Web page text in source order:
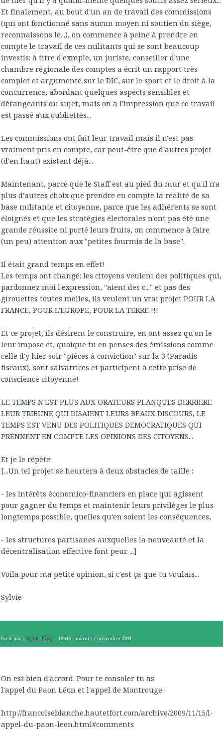
Et finalement, au bout d'un an de travail des commissions
(qui ont fonctionné sans aucun moyen ni soutien du siège,
reconnaissons le...), on commence à peine à prendre en
compte le travail de ces militants qui se sont beaucoup
investis: à titre d'exmple, un juriste, conseiller d'une
chambre régionale des comptes a écrit un rapport très
complet et argumenté sur le DIC, sur le sport et le droit à la
concurrence, abordant quelques aspects sensibles et
dérangeants du sujet, mais on a l'impression que ce travail
est passé aux oubliettes...
Les commissions ont fait leur travail mais il n'est pas
vraiment pris en compte, car peut-être que d'autres projet
(d'en haut) existent déjà...
Maintenant, parce que le Staff est au pied du mur et qu'il n'a
plus d'autres choix que prendre en compte la réalité de sa
base militante et citoyenne, parce que les adhérents se sont
éloignés et que les stratégies électorales n'ont pas été une
grande réussite ni porté leurs fruits, on commence à faire
(un peu) attention aux "petites fourmis de la base".
Il était grand temps en effet!
Les temps ont changé: les citoyens veulent des politiques qui,
pardonnez moi l'expression, "aient des c..." et pas des
girouettes toutes molles, ils veulent un vrai projet POUR LA
FRANCE, POUR L'EUROPE, POUR LA TERRE !!!
Et ce projet, ils désirent le construire, en ont assez qu'on le
leur impose et, quoique tu en penses des émissions comme
celle d'y hier soir "pièces à conviction" sur la 3 (Paradis
fiscaux), sont salvatrices et participent à cette prise de
conscience citoyenne!
LE TEMPS N'EST PLUS AUX ORATEURS PLANQUES DERRIERE
LEUR TRIBUNE QUI DISAIENT LEURS BEAUX DISCOURS, LE
TEMPS EST VENU DES POLITIQUES DEMOCRATIQUES QUI
PRENNENT EN COMPTE LES OPINIONS DES CITOYENS...
Et je le répète:
[...Un tel projet se heurtera à deux obstacles de taille :
- les intérêts économico-financiers en place qui agissent
pour gagner du temps et maintenir leurs privilèges le plus
longtemps possible, quelles qu’en soient les conséquences,
- les structures partisanes auxquelles la nouveauté et la
décentralisation effective font peur ...]
Voila pour ma petite opinion, si c'est ça que tu voulais...
Sylvie
Écrit par : Sylvie Tiger 18h13 -mardi 17 novembre 2009
On est bien d'accord. Pour te consoler tu as
l'appel du Paon Léon et l'appel de Montrouge :
http://francoiseblanche.hautetfort.com/archive/2009/11/15/l-
appel-du-paon-leon.html#comments